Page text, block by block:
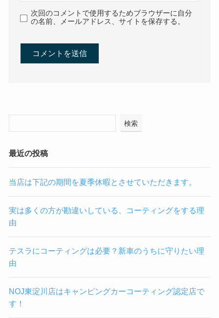
次回のコメントで使用するためブラウザーに自分
の名前、メールアドレス、サイトを保存する。
検索
最近の投稿
当店は下記の期間を夏季休暇とさせていただきます。
実は多くの方が勘違いしている、コーティングをする理
由
テスラにコーティングは必要？新車のうちに守りたい理
由
NOJ東淀川店はキャンピングカーコーティング認定店で
す！